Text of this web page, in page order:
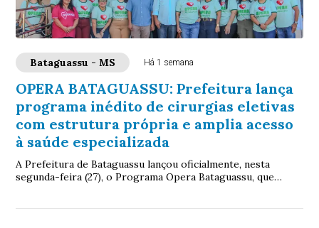
Bataguassu - MS Há 1 semana
OPERA BATAGUASSU: Prefeitura lança
programa inédito de cirurgias eletivas
com estrutura própria e amplia acesso
à saúde especializada
A Prefeitura de Bataguassu lançou oficialmente, nesta
segunda-feira (27), o Programa Opera Bataguassu, que